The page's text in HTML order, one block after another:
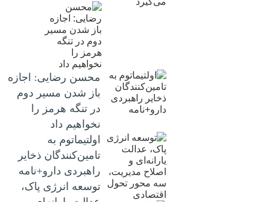
محسن رضایی: اجازه
باز شدن مسیر دوم
در تنگه هرمز را
نخواهیم داد
اولتیماتوم به
تامین‌کنندگان ذخایر
راهبردی دارو+نامه
توسعه انرژی پاک،